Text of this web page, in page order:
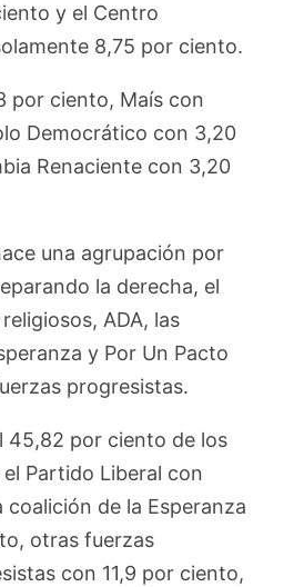
y el Centro
8,75 por ciento.
por ciento, Maís con
Democrático con 3,20
Renaciente con 3,20
una agrupación por
la derecha, el
ADA, las
y Por Un Pacto
progresistas.
45,82 por ciento de los
Partido Liberal con
de la Esperanza
otras fuerzas
con 11,9 por ciento,